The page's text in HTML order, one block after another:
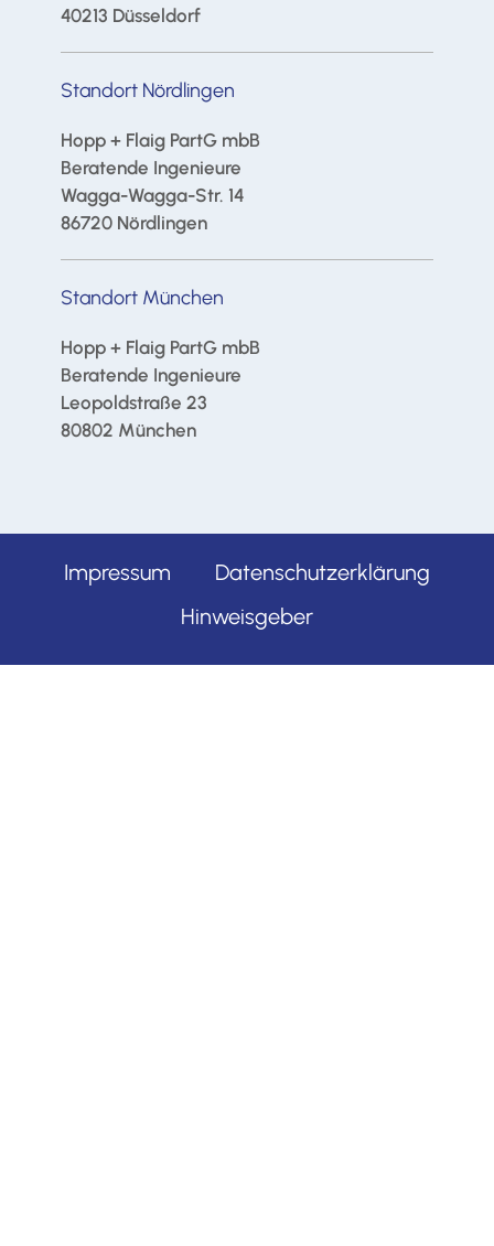
40213 Düsseldorf
Standort Nördlingen
Hopp + Flaig PartG mbB
Beratende Ingenieure
Wagga-Wagga-Str. 14
86720 Nördlingen
Standort München
Hopp + Flaig PartG mbB
Beratende Ingenieure
Leopoldstraße 23
80802 München
Impressum
Datenschutzerklärung
Hinweisgeber